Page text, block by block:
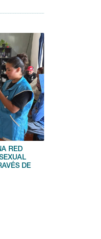
RED
DE